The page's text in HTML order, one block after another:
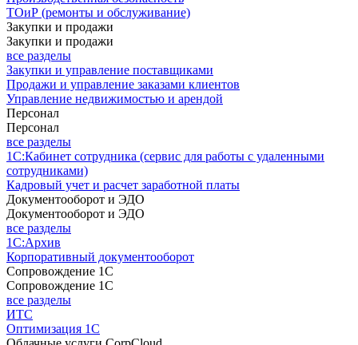
ТОиР (ремонты и обслуживание)
Закупки и продажи
Закупки и продажи
все разделы
Закупки и управление поставщиками
Продажи и управление заказами клиентов
Управление недвижимостью и арендой
Персонал
Персонал
все разделы
1С:Кабинет сотрудника (сервис для работы с удаленными
сотрудниками)
Кадровый учет и расчет заработной платы
Документооборот и ЭДО
Документооборот и ЭДО
все разделы
1С:Архив
Корпоративный документооборот
Сопровождение 1С
Сопровождение 1С
все разделы
ИТС
Оптимизация 1С